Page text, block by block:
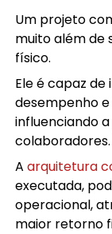
Um projeto
muito além de
físico.
Ele é capaz
desempenho
influenciando
colaboradores.
Aarquitetura
executada,
operacional,
maior retorno